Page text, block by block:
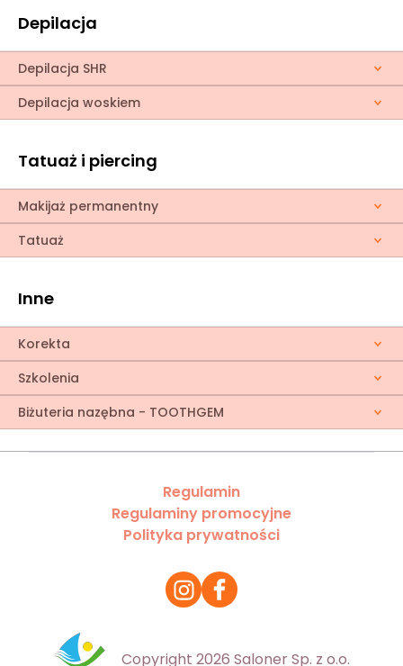
Depilacja
Depilacja SHR
Depilacja woskiem
Tatuaż i piercing
Makijaż permanentny
Tatuaż
Inne
Korekta
Szkolenia
Biżuteria nazębna - TOOTHGEM
Regulamin
Regulaminy promocyjne
Polityka prywatności
Copyright 2026 Saloner Sp. z o.o.